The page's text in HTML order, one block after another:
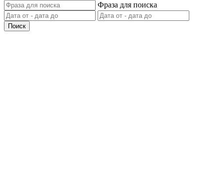
Фраза для поиска
Поиск